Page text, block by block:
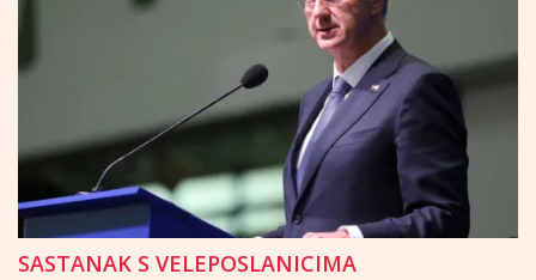
SASTANAK S VELEPOSLANICIMA